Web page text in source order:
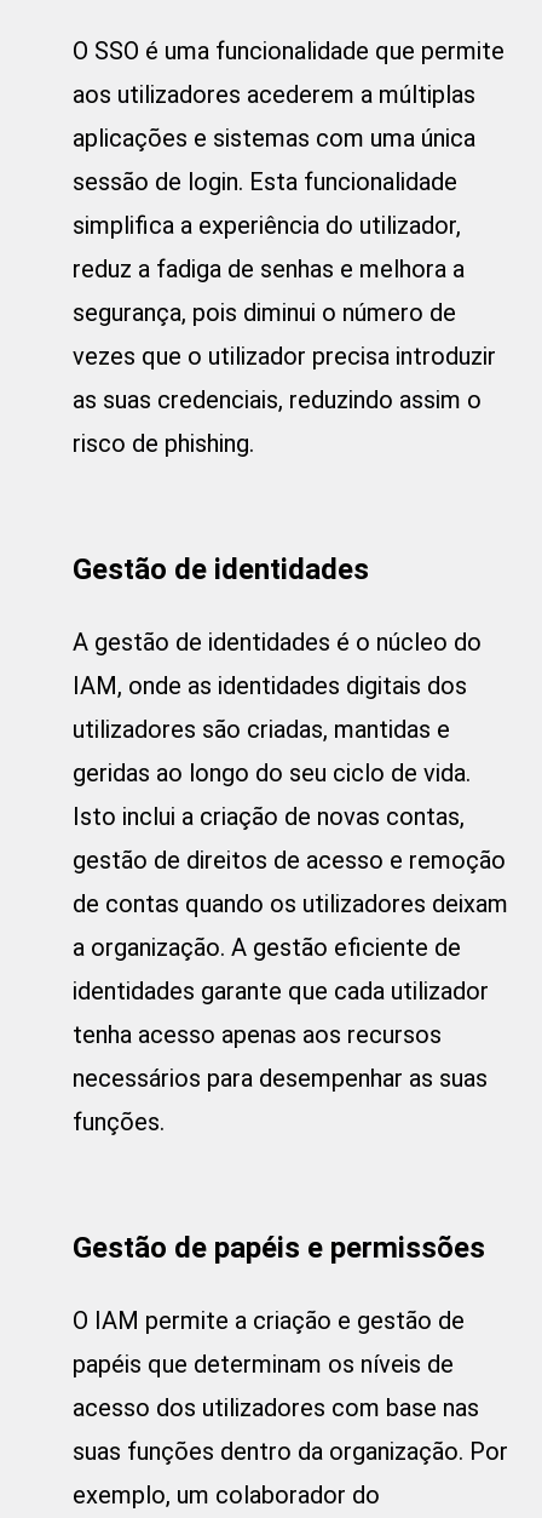
O SSO é uma funcionalidade que permite
aos utilizadores acederem a múltiplas
aplicações e sistemas com uma única
sessão de login. Esta funcionalidade
simplifica a experiência do utilizador,
reduz a fadiga de senhas e melhora a
segurança, pois diminui o número de
vezes que o utilizador precisa introduzir
as suas credenciais, reduzindo assim o
risco de phishing.
Gestão de identidades
A gestão de identidades é o núcleo do
IAM, onde as identidades digitais dos
utilizadores são criadas, mantidas e
geridas ao longo do seu ciclo de vida.
Isto inclui a criação de novas contas,
gestão de direitos de acesso e remoção
de contas quando os utilizadores deixam
a organização. A gestão eficiente de
identidades garante que cada utilizador
tenha acesso apenas aos recursos
necessários para desempenhar as suas
funções.
Gestão de papéis e permissões
O IAM permite a criação e gestão de
papéis que determinam os níveis de
acesso dos utilizadores com base nas
suas funções dentro da organização. Por
exemplo, um colaborador do